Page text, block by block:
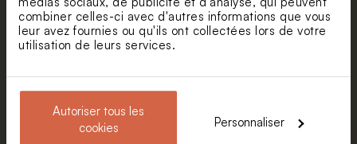
combiner celles-ci avec d'autres informations que vous
leur avez fournies ou qu'ils ont collectées lors de votre
utilisation de leurs services.
Autoriser tous les
cookies
Personnaliser
informé. Petite surprise : bénéficiez de 5%
de réduction.